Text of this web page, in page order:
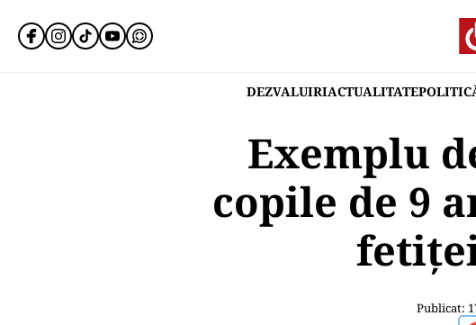
DEZVALUIRIACTUALITATE
Exemplu
copile de 9
Publicat: